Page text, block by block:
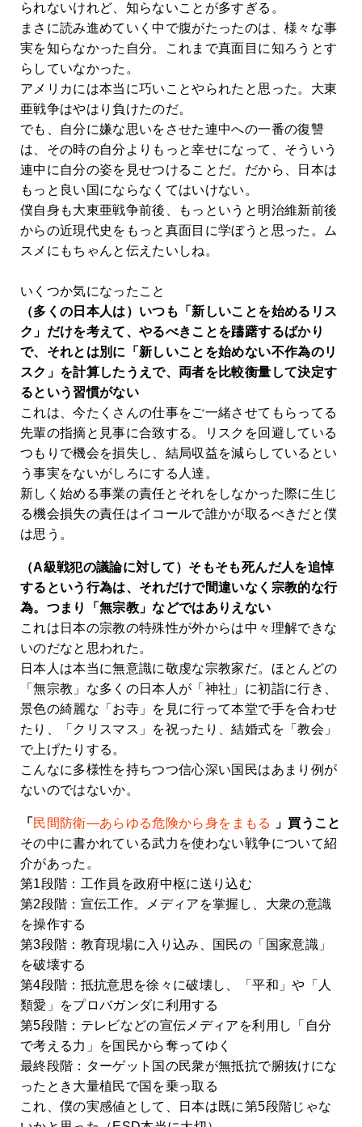
られないけれど、知らないことが多すぎる。
まさに読み進めていく中で腹がたったのは、様々な事
実を知らなかった自分。これまで真面目に知ろうとす
らしていなかった。
アメリカには本当に巧いことやられたと思った。大東
亜戦争はやはり負けたのだ。
でも、自分に嫌な思いをさせた連中への一番の復讐
は、その時の自分よりもっと幸せになって、そういう
連中に自分の姿を見せつけることだ。だから、日本は
もっと良い国にならなくてはいけない。
僕自身も大東亜戦争前後、もっというと明治維新前後
からの近現代史をもっと真面目に学ぼうと思った。ム
スメにもちゃんと伝えたいしね。
いくつか気になったこと
（多くの日本人は）いつも「新しいことを始めるリス
ク」だけを考えて、やるべきことを躊躇するばかり
で、それとは別に「新しいことを始めない不作為のリ
スク」を計算したうえで、両者を比較衡量して決定す
るという習慣がない
これは、今たくさんの仕事をご一緒させてもらってる
先輩の指摘と見事に合致する。リスクを回避している
つもりで機会を損失し、結局収益を減らしているとい
う事実をないがしろにする人達。
新しく始める事業の責任とそれをしなかった際に生じ
る機会損失の責任はイコールで誰かが取るべきだと僕
は思う。
（A級戦犯の議論に対して）そもそも死んだ人を追悼
するという行為は、それだけで間違いなく宗教的な行
為。つまり「無宗教」などではありえない
これは日本の宗教の特殊性が外からは中々理解できな
いのだなと思われた。
日本人は本当に無意識に敬虔な宗教家だ。ほとんどの
「無宗教」な多くの日本人が「神社」に初詣に行き、
景色の綺麗な「お寺」を見に行って本堂で手を合わせ
たり、「クリスマス」を祝ったり、結婚式を「教会」
で上げたりする。
こんなに多様性を持ちつつ信心深い国民はあまり例が
ないのではないか。
「 民間防衛―あらゆる危険から身をまもる
」買うこと
その中に書かれている武力を使わない戦争について紹
介があった。
第1段階：工作員を政府中枢に送り込む
第2段階：宣伝工作。メディアを掌握し、大衆の意識
を操作する
第3段階：教育現場に入り込み、国民の「国家意識」
を破壊する
第4段階：抵抗意思を徐々に破壊し、「平和」や「人
類愛」をプロバガンダに利用する
第5段階：テレビなどの宣伝メディアを利用し「自分
で考える力」を国民から奪ってゆく
最終段階：ターゲット国の民衆が無抵抗で腑抜けにな
ったとき大量植民で国を乗っ取る
これ、僕の実感値として、日本は既に第5段階じゃな